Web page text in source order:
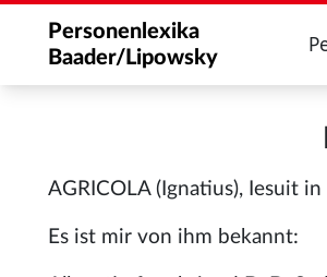
Personenlexika
Baader/Lipowsky
AGRICOLA (Ignatius), Iesuit
Es ist mir von ihm bekannt: